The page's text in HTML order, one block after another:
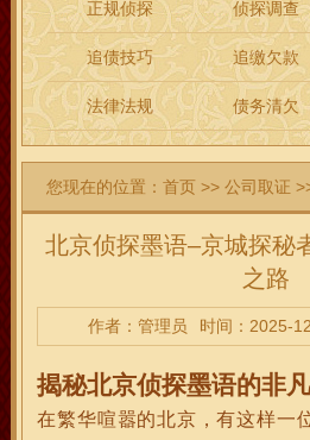
正规侦探 侦探调查
追债技巧 追缴欠款
法律法规 债务清欠
您现在的位置：首页 >>公司取证
北京侦探墨语–京城探秘
之路
作者：管理员 时间：2025-
揭秘北京侦探墨语的非
在繁华喧嚣的北京，有这样一